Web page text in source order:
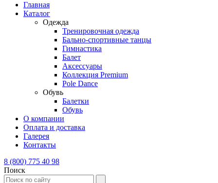
Главная
Каталог
Одежда
Тренировочная одежда
Бально-спортивные танцы
Гимнастика
Балет
Аксессуары
Коллекция Premium
Pole Dance
Обувь
Балетки
Обувь
О компании
Оплата и доставка
Галерея
Контакты
8 (800) 775 40 98
Поиск